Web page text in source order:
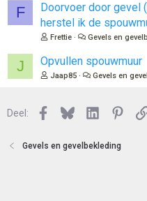
F
Doorvoer door gevel
herstel ik de
Frettie Gevels en
J Opvullen spouwmuur
Jaap85 Gevels en
Deel: Facebook
BlueskyLinkedIn
Gevels en gevelbekleding